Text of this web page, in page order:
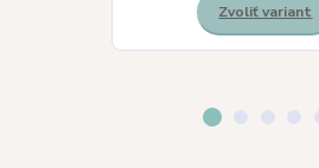
Zvoliť variant